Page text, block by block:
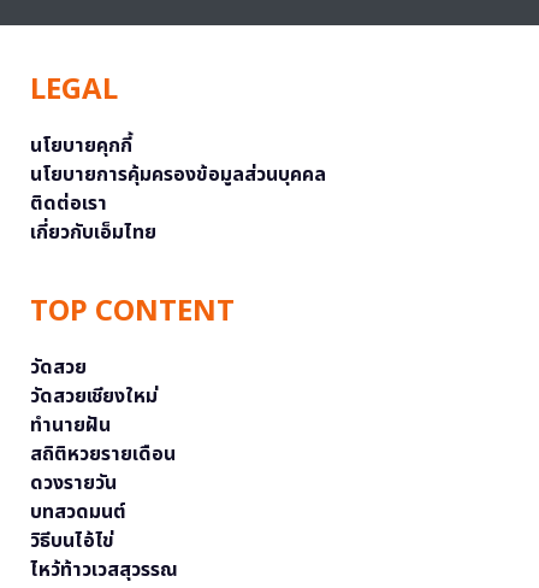
LEGAL
นโยบายคุกกี้
นโยบายการคุ้มครองข้อมูลส่วนบุคคล
ติดต่อเรา
เกี่ยวกับเอ็มไทย
TOP CONTENT
วัดสวย
วัดสวยเชียงใหม่
ทำนายฝัน
สถิติหวยรายเดือน
ดวงรายวัน
บทสวดมนต์
วิธีบนไอ้ไข่
ไหว้ท้าวเวสสุวรรณ